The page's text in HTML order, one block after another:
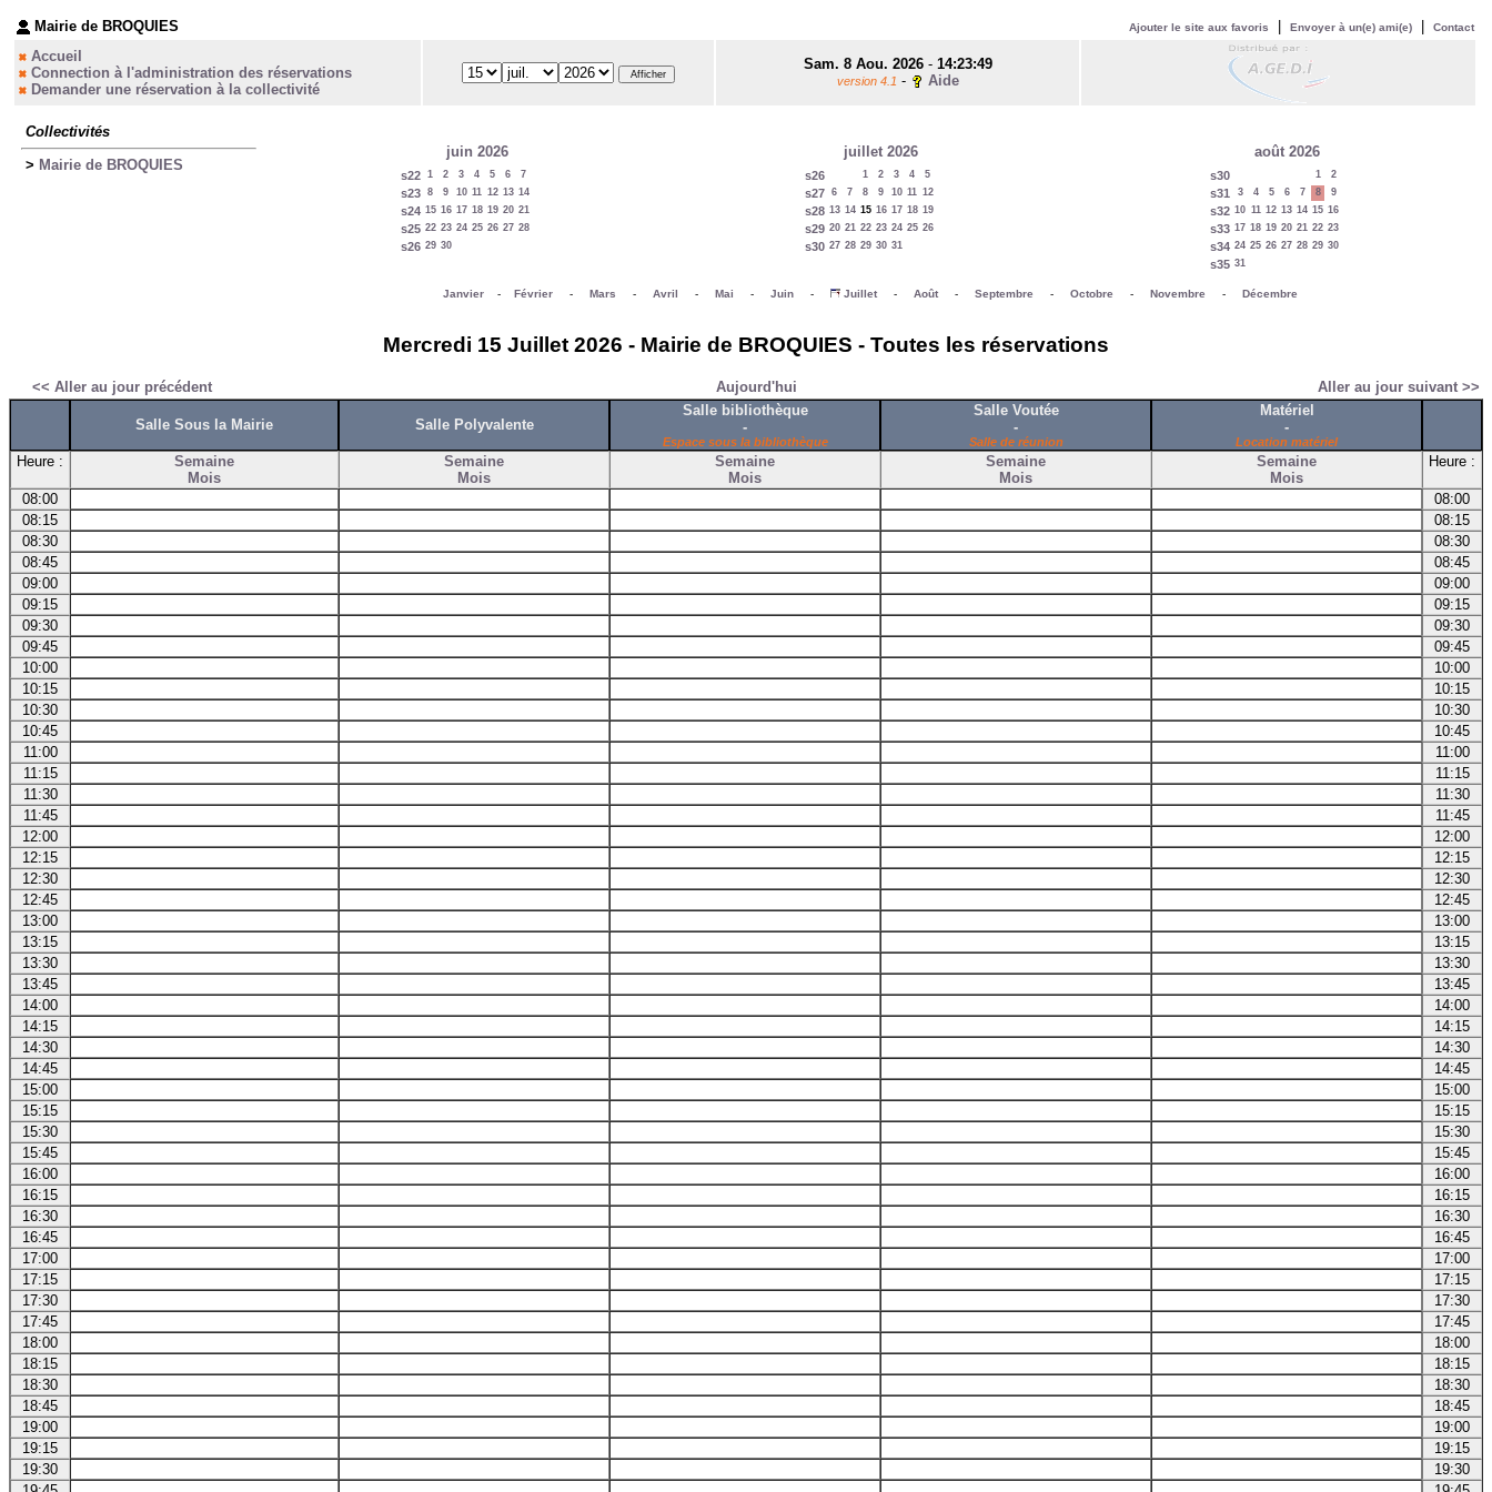
Mairie de BROQUIES Ajouter le site aux favoris Envoyer à un(e) ami(e) Contact
Accueil
Connection à l'administration des réservations
Demander une réservation à la collectivité
Sam. 8 Aou. 2026- 14:23:49
version 4.1 - Aide
Collectivités
> Mairie de BROQUIES
juin 2026
s22 1 2 3 4 5 6 7
s23 8 9 10 11 12 13 14
s24 15 16 17 18 19 20 21
s25 22 23 24 25 26 27 28
s26 29 30
juillet 2026
s26 1 2 3 4 5
s27 6 7 8 9 10 11 12
s28 13 14 15 16 17 18 19
s29 20 21 22 23 24 25 26
s30 27 28 29 30 31
août 2026
s30 1 2
s31 3 4 5 6 7 8 9
s32 10 11 12 13 14 15 16
s33 17 18 19 20 21 22 23
s34 24 25 26 27 28 29 30
s35 31
Janvier - Février - Mars - Avril - Mai - Juin - Juillet - Août - Septembre - Octobre - Novembre - Décembre
Mercredi 15 Juillet 2026 - Mairie de BROQUIES - Toutes les réservations
<< Aller au jour précédent Aujourd'hui Aller au jour suivant >>
Salle Sous la Mairie Salle Polyvalente
Salle bibliothèque
-
Espace sous la bibliothèque
Salle Voutée
-
Salle de réunion
Matériel
-
Location matériel
Heure :
Semaine
Mois
Semaine
Mois
Semaine
Mois
Semaine
Mois
Semaine
Mois
Heure :
08:00
08:00
08:15
08:15
08:30
08:30
08:45
08:45
09:00
09:00
09:15
09:15
09:30
09:30
09:45
09:45
10:00
10:00
10:15
10:15
10:30
10:30
10:45
10:45
11:00
11:00
11:15
11:15
11:30
11:30
11:45
11:45
12:00
12:00
12:15
12:15
12:30
12:30
12:45
12:45
13:00
13:00
13:15
13:15
13:30
13:30
13:45
13:45
14:00
14:00
14:15
14:15
14:30
14:30
14:45
14:45
15:00
15:00
15:15
15:15
15:30
15:30
15:45
15:45
16:00
16:00
16:15
16:15
16:30
16:30
16:45
16:45
17:00
17:00
17:15
17:15
17:30
17:30
17:45
17:45
18:00
18:00
18:15
18:15
18:30
18:30
18:45
18:45
19:00
19:00
19:15
19:15
19:30
19:30